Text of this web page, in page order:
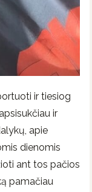
ir tiesiog
ir
apie
dienomis
ant tos pačios
pamačiau